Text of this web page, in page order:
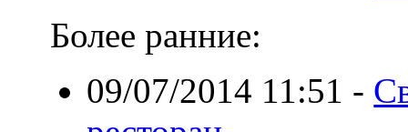
Более ранние:
09/07/2014 11:51 -